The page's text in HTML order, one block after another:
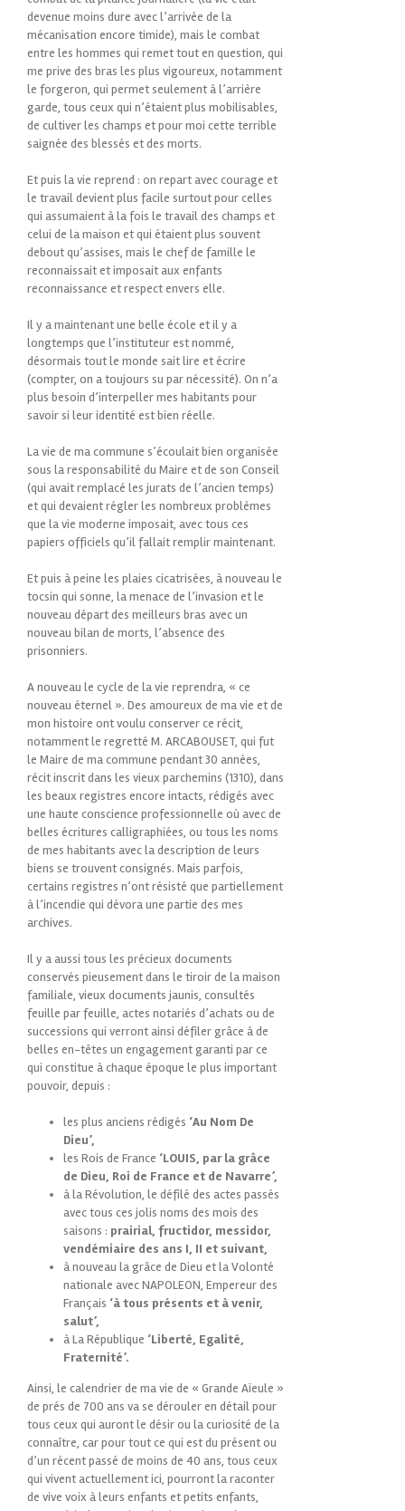
devenue moins dure avec l’arrivée de la
mécanisation encore timide), mais le combat
entre les hommes qui remet tout en question, qui
me prive des bras les plus vigoureux, notamment
le forgeron, qui permet seulement à l’arrière
garde, tous ceux qui n’étaient plus mobilisables,
de cultiver les champs et pour moi cette terrible
saignée des blessés et des morts.
Et puis la vie reprend : on repart avec courage et
le travail devient plus facile surtout pour celles
qui assumaient à la fois le travail des champs et
celui de la maison et qui étaient plus souvent
debout qu’assises, mais le chef de famille le
reconnaissait et imposait aux enfants
reconnaissance et respect envers elle.
Il y a maintenant une belle école et il y a
longtemps que l’instituteur est nommé,
désormais tout le monde sait lire et écrire
(compter, on a toujours su par nécessité). On n’a
plus besoin d’interpeller mes habitants pour
savoir si leur identité est bien réelle.
La vie de ma commune s’écoulait bien organisée
sous la responsabilité du Maire et de son Conseil
(qui avait remplacé les jurats de l’ancien temps)
et qui devaient régler les nombreux problèmes
que la vie moderne imposait, avec tous ces
papiers officiels qu’il fallait remplir maintenant.
Et puis à peine les plaies cicatrisées, à nouveau le
tocsin qui sonne, la menace de l’invasion et le
nouveau départ des meilleurs bras avec un
nouveau bilan de morts, l’absence des
prisonniers.
A nouveau le cycle de la vie reprendra, « ce
nouveau éternel ». Des amoureux de ma vie et de
mon histoire ont voulu conserver ce récit,
notamment le regretté M. ARCABOUSET, qui fut
le Maire de ma commune pendant 30 années,
récit inscrit dans les vieux parchemins (1310), dans
les beaux registres encore intacts, rédigés avec
une haute conscience professionnelle où avec de
belles écritures calligraphiées, ou tous les noms
de mes habitants avec la description de leurs
biens se trouvent consignés. Mais parfois,
certains registres n’ont résisté que partiellement
à l’incendie qui dévora une partie des mes
archives.
Il y a aussi tous les précieux documents
conservés pieusement dans le tiroir de la maison
familiale, vieux documents jaunis, consultés
feuille par feuille, actes notariés d’achats ou de
successions qui verront ainsi défiler grâce à de
belles en-têtes un engagement garanti par ce
qui constitue à chaque époque le plus important
pouvoir, depuis :
les plus anciens rédigés ‘Au Nom De
Dieu’,
les Rois de France ‘LOUIS, par la grâce
de Dieu, Roi de France et de Navarre’,
à la Révolution, le défilé des actes passés
avec tous ces jolis noms des mois des
saisons : prairial, fructidor, messidor,
vendémiaire des ans I, II et suivant,
à nouveau la grâce de Dieu et la Volonté
nationale avec NAPOLEON, Empereur des
Français ‘à tous présents et à venir,
salut’,
à La République ‘Liberté, Egalité,
Fraternité’.
Ainsi, le calendrier de ma vie de « Grande Aïeule »
de prés de 700 ans va se dérouler en détail pour
tous ceux qui auront le désir ou la curiosité de la
connaître, car pour tout ce qui est du présent ou
d’un récent passé de moins de 40 ans, tous ceux
qui vivent actuellement ici, pourront la raconter
de vive voix à leurs enfants et petits enfants,